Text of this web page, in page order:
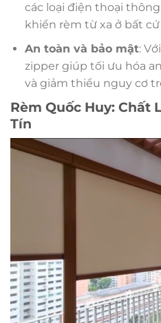
các loại điện thoại
khiển rèm từ xa ở bất
An toàn và bảo mật:
zipper giúp tối ưu hóa
và giảm thiểu nguy cơ
Rèm Quốc Huy: Chất
Tín